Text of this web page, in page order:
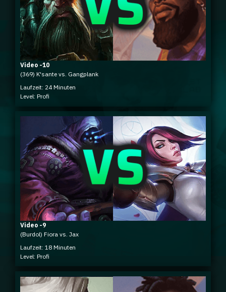
Video -10
(369) K'sante vs. Gangplank
Laufzeit: 24 Minuten
Level: Profi
Video -9
(Burdol) Fiora vs. Jax
Laufzeit: 18 Minuten
Level: Profi